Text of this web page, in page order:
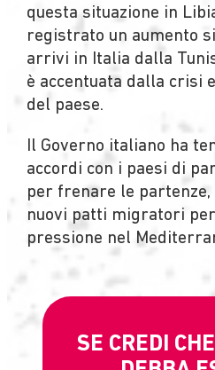
questa situazione in
registrato un aumento
arrivi in Italia dalla
è accentuata dalla crisi
del paese.
Il Governo italiano ha
accordi con i paesi di
per frenare le partenze,
nuovi patti migratori
pressione nel
SE CREDI